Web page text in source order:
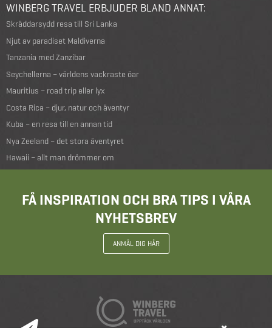
WINBERG TRAVEL ERBJUDER BLAND ANNAT:
Skräddarsydd resa till Sri Lanka
Njut av paradiset Maldiverna
Tanzania med Zanzibar
Seychellerna – världens vackraste öar
Mauritius – road trip eller lyx
Costa Rica – djur, natur och äventyr
Kuba – en resa till en annan tid
Nya Zeeland – det stora äventyret
Hawaii – allt man drömmer om
FÅ INSPIRATION OCH BRA TIPS I VÅRA
NYHETSBREV
ANMÄL DIG HÄR